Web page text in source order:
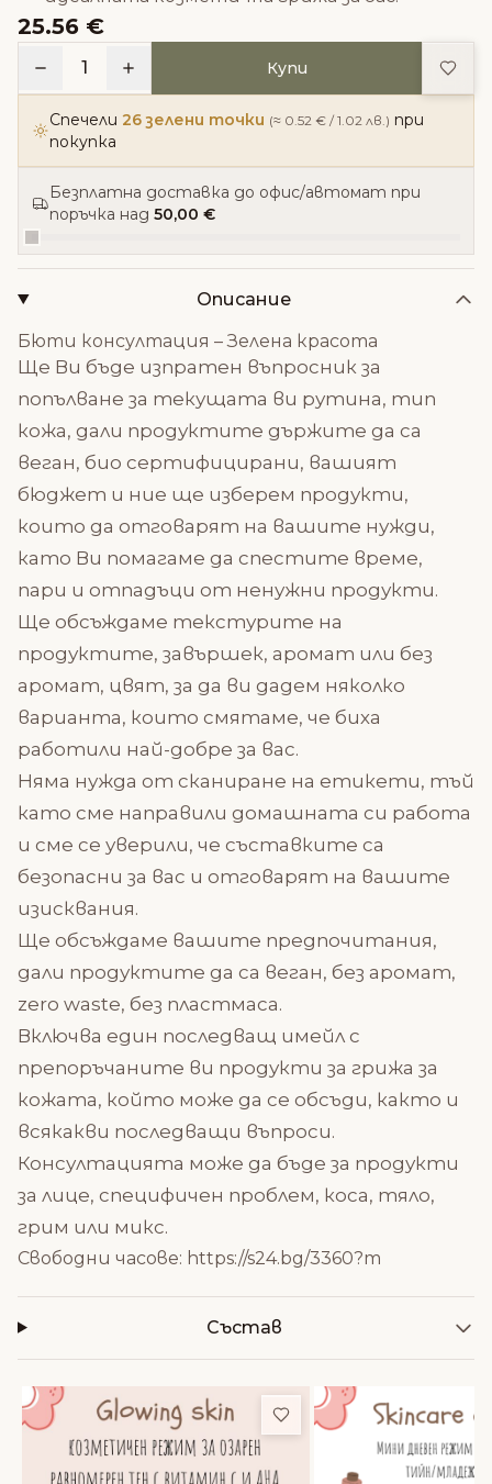
25.56 €
1 Купи
Спечели 26 зелени точки (≈ 0.52 € / 1.02 лв.) при
покупка
Безплатна доставка до офис/автомат при
поръчка над 50,00 €
Описание
Бюти консултация – Зелена красота
Ще Ви бъде изпратен въпросник за
попълване за текущата ви рутина, тип
кожа, дали продуктите държите да са
веган, био сертифицирани, вашият
бюджет и ние ще изберем продукти,
които да отговарят на вашите нужди,
като Ви помагаме да спестите време,
пари и отпадъци от ненужни продукти.
Ще обсъждаме текстурите на
продуктите, завършек, аромат или без
аромат, цвят, за да ви дадем няколко
варианта, които смятаме, че биха
работили най-добре за вас.
Няма нужда от сканиране на етикети, тъй
като сме направили домашната си работа
и сме се уверили, че съставките са
безопасни за вас и отговарят на вашите
изисквания.
Ще обсъждаме вашите предпочитания,
дали продуктите да са веган, без аромат,
zero waste, без пластмаса.
Включва един последващ имейл с
препоръчаните ви продукти за грижа за
кожата, който може да се обсъди, както и
всякакви последващи въпроси.
Консултацията може да бъде за продукти
за лице, специфичен проблем, коса, тяло,
грим или микс.
Свободни часове: https://s24.bg/3360?m
Състав
Добави в любими